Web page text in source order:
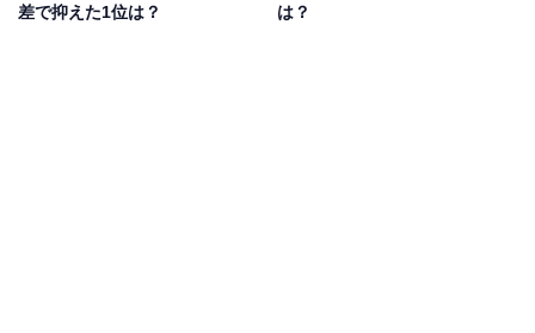
スを生み出しています。
差で抑えた1位は？
は？